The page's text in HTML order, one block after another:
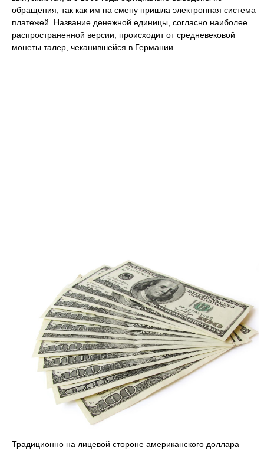
обращения, так как им на смену пришла электронная система
платежей. Название денежной единицы, согласно наиболее
распространенной версии, происходит от средневековой
монеты талер, чеканившейся в Германии.
Традиционно на лицевой стороне американского доллара